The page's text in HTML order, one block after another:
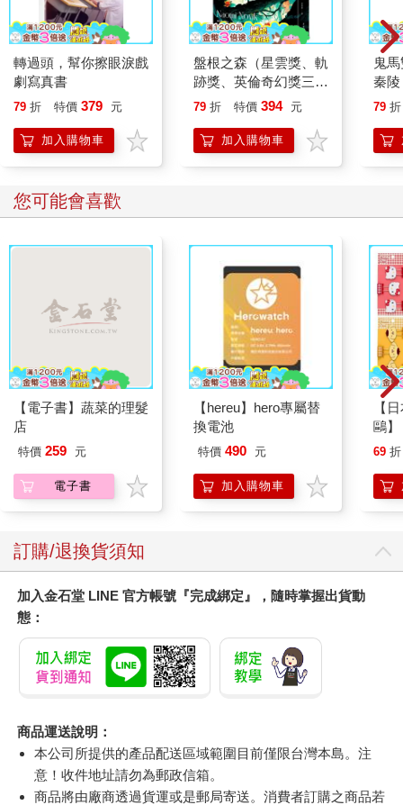
轉過頭，幫你擦眼淚戲
劇寫真書
79 折 特價 379 元
加入購物車
盤根之森（星雲獎、軌
跡獎、英倫奇幻獎三冠
傑作，全新封面版）
79 折 特價 394 元
加入購物車
鬼
秦陵
79 折
您可能會喜歡
【電子書】蔬菜的理髮
店
特價 259 元
電子書
【hereu】hero專屬替
換電池
特價 490 元
加入購物車
【
鷗
(8款
企鵝
69 折
訂購/退換貨須知
加入金石堂 LINE 官方帳號『完成綁定』，隨時掌握出貨動
態：
商品運送說明：
本公司所提供的產品配送區域範圍目前僅限台灣本島。注
意！收件地址請勿為郵政信箱。
商品將由廠商透過貨運或是郵局寄送。消費者訂購之商品若